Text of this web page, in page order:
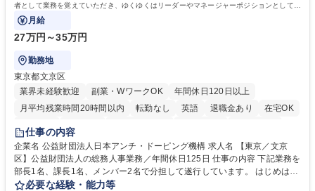
者として業務を覚えていただき、ゆくゆくはリーダーやマネージャーポジションとして活
躍いただくことを期待しています。
月給
27万円～35万円
勤務地
東京都文京区
業界未経験歓迎
副業・WワークOK
年間休日120日以上
月平均残業時間20時間以内
転勤なし 英語 退職金あり
在宅OK
賞与あり
育休あり
食事補助あり
仕事の内容
企業名 公益財団法人日本アンチ・ドーピング機構 求人名 【東京／文京
区】公益財団法人の総務人事業務／年間休日125日 仕事の内容 下記業務を
部長1名、課長1名、メンバー2名で分担して遂行しています。 はじめは担
当者として業務を覚えていただき、ゆくゆくはリーダーやマネージャーポ
必要な経験・能力等